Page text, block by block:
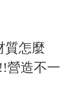
杯杯的觀點
質怎麼
營造不一